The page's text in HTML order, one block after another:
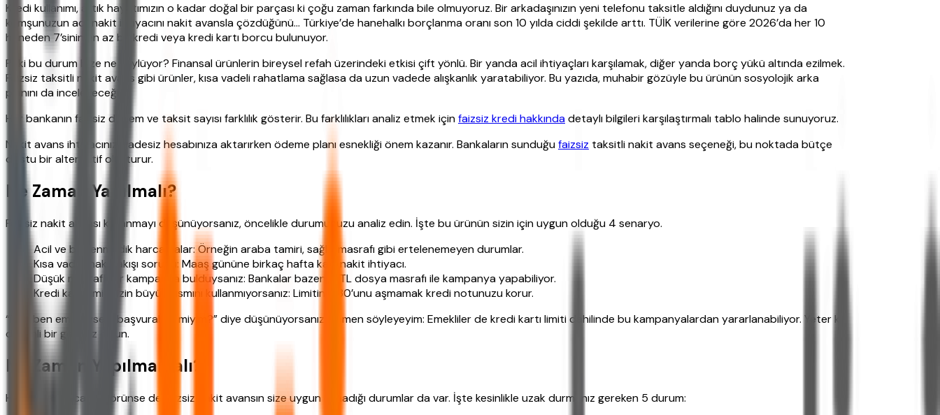
Kredi kullanımı, artık hayatımızın o kadar doğal bir parçası ki çoğu zaman farkında bile olmuyoruz. Bir arkadaşınızın yeni telefonu taksitle aldığını duydunuz ya da
komşunuzun acil nakit ihtiyacını nakit avansla çözdüğünü… Türkiye’de hanehalkı borçlanma oranı son 10 yılda ciddi şekilde arttı. TÜİK verilerine göre 2026’da her 10
haneden 7’sinin en az bir kredi veya kredi kartı borcu bulunuyor.
Peki bu durum bize ne söylüyor? Finansal ürünlerin bireysel refah üzerindeki etkisi çift yönlü. Bir yanda acil ihtiyaçları karşılamak, diğer yanda borç yükü altında ezilmek.
Faizsiz taksitli nakit avans gibi ürünler, kısa vadeli rahatlama sağlasa da uzun vadede alışkanlık yaratabiliyor. Bu yazıda, muhabir gözüyle bu ürünün sosyolojik arka
planını da inceleyeceğiz.
Her bankanın faizsiz dönem ve taksit sayısı farklılık gösterir. Bu farklılıkları analiz etmek içinfaizsiz kredi hakkındadetaylı bilgileri karşılaştırmalı tablo halinde sunuyoruz.
Nakit avans ihtiyacınızı vadesiz hesabınıza aktarırken ödeme planı esnekliği önem kazanır. Bankaların sunduğufaizsiz taksitli nakit avans seçeneği, bu noktada bütçe
dostu bir alternatif oluşturur.
Ne Zaman Yapılmalı?
Faizsiz nakit avansı kullanmayı düşünüyorsanız, öncelikle durumunuzu analiz edin. İşte bu ürünün sizin için uygun olduğu 4 senaryo.
Acil ve beklenmedik harcamalar: Örneğin araba tamiri, sağlık masrafı gibi ertelenemeyen durumlar.
Kısa vadeli nakit akışı sorunu: Maaş gününe birkaç hafta kala nakit ihtiyacı.
Düşük masraflı bir kampanya bulduysanız: Bankalar bazen 0 TL dosya masrafı ile kampanya yapabiliyor.
Kredi kartı limitinizin büyük kısmını kullanmıyorsanız: Limitin %30’unu aşmamak kredi notunuzu korur.
“Peki ben emekliysem başvurabilir miyim?” diye düşünüyorsanız, hemen söyleyeyim: Emekliler de kredi kartı limiti dahilinde bu kampanyalardan yararlanabiliyor. Yeter ki
düzenli bir geliriniz olsun.
Ne Zaman Yapılmamalı?
Her ne kadar cazip görünse de faizsiz nakit avansın size uygun olmadığı durumlar da var. İşte kesinlikle uzak durmanız gereken 5 durum: